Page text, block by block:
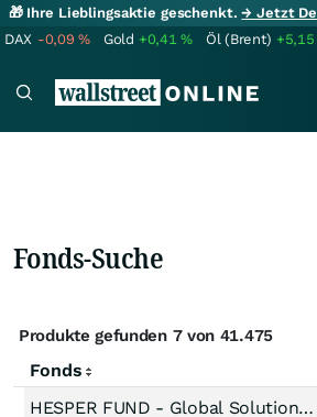
🎁 Ihre Lieblingsaktie geschenkt.→ Jetzt
DAX -0,09% Gold +0,41% Öl (Brent)
Fonds-Suche
Produkte gefunden 7 von 41.475
Fonds
HESPER FUND - Global Solutions T-6 USD